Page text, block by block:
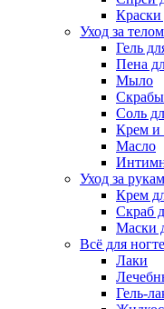
Краски
Уход за телом
Гель
Пена
Мыло
Скрабы
Соль
Крем и
Масло
Уход за
Крем
Скраб
Маски
Всё для
Лаки
Гель-